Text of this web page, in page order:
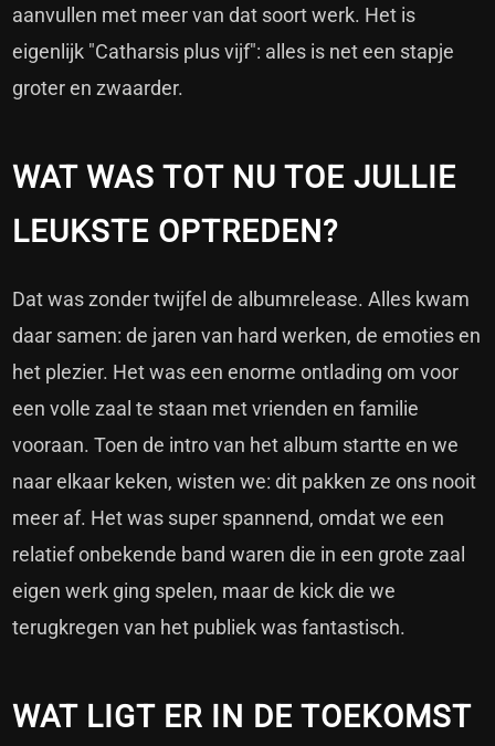
aanvullen met meer van dat soort werk. Het is
eigenlijk "Catharsis plus vijf": alles is net een stapje
groter en zwaarder.
WAT WAS TOT NU TOE JULLIE
LEUKSTE OPTREDEN?
Dat was zonder twijfel de albumrelease. Alles kwam
daar samen: de jaren van hard werken, de emoties en
het plezier. Het was een enorme ontlading om voor
een volle zaal te staan met vrienden en familie
vooraan. Toen de intro van het album startte en we
naar elkaar keken, wisten we: dit pakken ze ons nooit
meer af. Het was super spannend, omdat we een
relatief onbekende band waren die in een grote zaal
eigen werk ging spelen, maar de kick die we
terugkregen van het publiek was fantastisch.
WAT LIGT ER IN DE TOEKOMST